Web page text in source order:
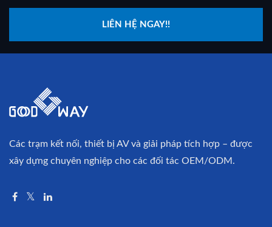
LIÊN HỆ NGAY!!
Các trạm kết nối, thiết bị AV và giải pháp tích hợp – được
xây dựng chuyên nghiệp cho các đối tác OEM/ODM.